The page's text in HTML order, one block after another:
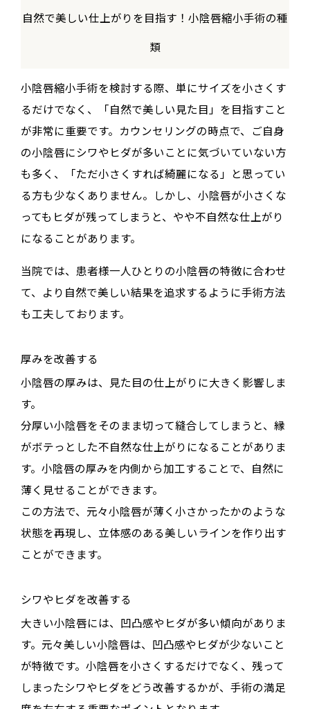
自然で美しい仕上がりを目指す！小陰唇縮小手術の種
類
小陰唇縮小手術を検討する際、単にサイズを小さくす
るだけでなく、「自然で美しい見た目」を目指すこと
が非常に重要です。カウンセリングの時点で、ご自身
の小陰唇にシワやヒダが多いことに気づいていない方
も多く、「ただ小さくすれば綺麗になる」と思ってい
る方も少なくありません。しかし、小陰唇が小さくな
ってもヒダが残ってしまうと、やや不自然な仕上がり
になることがあります。
当院では、患者様一人ひとりの小陰唇の特徴に合わせ
て、より自然で美しい結果を追求するように手術方法
も工夫しております。
厚みを改善する
小陰唇の厚みは、見た目の仕上がりに大きく影響しま
す。
分厚い小陰唇をそのまま切って縫合してしまうと、縁
がボテっとした不自然な仕上がりになることがありま
す。小陰唇の厚みを内側から加工することで、自然に
薄く見せることができます。
この方法で、元々小陰唇が薄く小さかったかのような
状態を再現し、立体感のある美しいラインを作り出す
ことができます。
シワやヒダを改善する
大きい小陰唇には、凹凸感やヒダが多い傾向がありま
す。元々美しい小陰唇は、凹凸感やヒダが少ないこと
が特徴です。小陰唇を小さくするだけでなく、残って
しまったシワやヒダをどう改善するかが、手術の満足